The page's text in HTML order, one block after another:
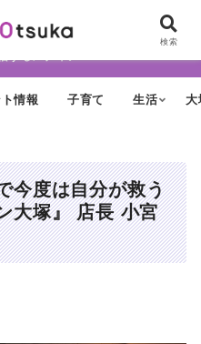
する街「大塚」の魅力を面白く・
情報 子育て 生活 大
今度は自分が救う
大塚』 店長 小宮
検索